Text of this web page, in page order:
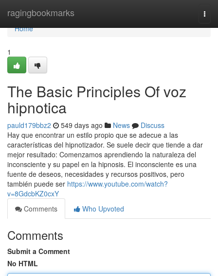
ragingbookmarks
Home
Home
1
The Basic Principles Of voz
hipnotica
pauld179bbz2 549 days ago News
Discuss
Hay que encontrar un estilo propio que se adecue a las
características del hipnotizador. Se suele decir que tiende a dar
mejor resultado: Comenzamos aprendiendo la naturaleza del
inconsciente y su papel en la hipnosis. El inconsciente es una
fuente de deseos, necesidades y recursos positivos, pero
también puede ser https://www.youtube.com/watch?
v=8GdcbKZ0cxY
Comments
Who Upvoted
Comments
Submit a Comment
No HTML